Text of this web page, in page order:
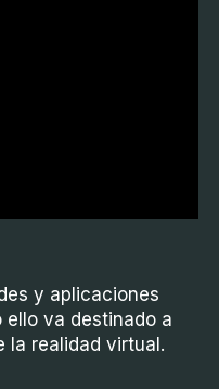
y aplicaciones
va destinado a
la realidad virtual.